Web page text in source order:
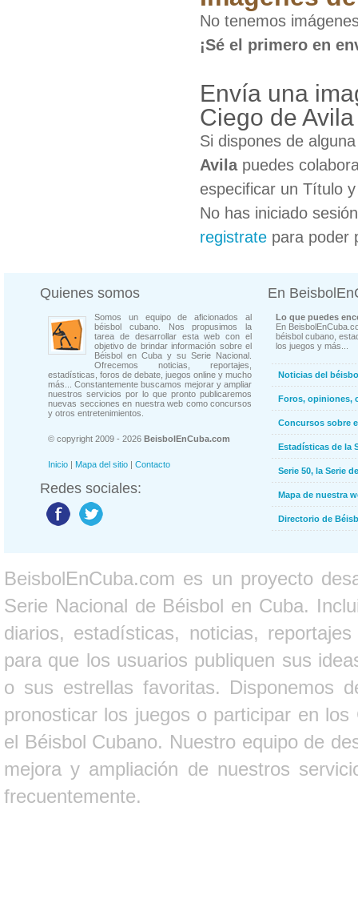
No tenemos
¡Sé el primero en
Envía una
Ciego de Avila
Si dispones de
Avilapuedes
especificar un Título
No has iniciado
registrate para poder
Quienes somos
Somos un equipo de aficionados al
béisbol cubano. Nos propusimos la
tarea de desarrollar esta web con el
objetivo de brindar información sobre el
Béisbol en Cuba y su Serie Nacional.
Ofrecemos noticias, reportajes,
estadísticas, foros de debate, juegos online y mucho
más... Constantemente buscamos mejorar y ampliar
nuestros servicios por lo que pronto publicaremos
nuevas secciones en nuestra web como concursos
y otros entretenimientos.
© copyright 2009 - 2026 BeisbolEnCuba.com
Inicio | Mapa del sitio | Contacto
Redes sociales:
En
Lo que puedes
En
béisbol cubano,
los juegos y más...
Noticias del
Foros, opiniones,
Concursos sobre
Estadísticas de la
Serie 50, la Serie
Mapa de nuestra
Directorio de
BeisbolEnCuba.com es un proyecto
Serie Nacional de Béisbol en Cuba.
diarios, estadísticas, noticias,
para que los usuarios publiquen sus
o sus estrellas favoritas. Disponemos
pronosticar los juegos o participar en
el Béisbol Cubano. Nuestro equipo de
mejora y ampliación de nuestros
frecuentemente.